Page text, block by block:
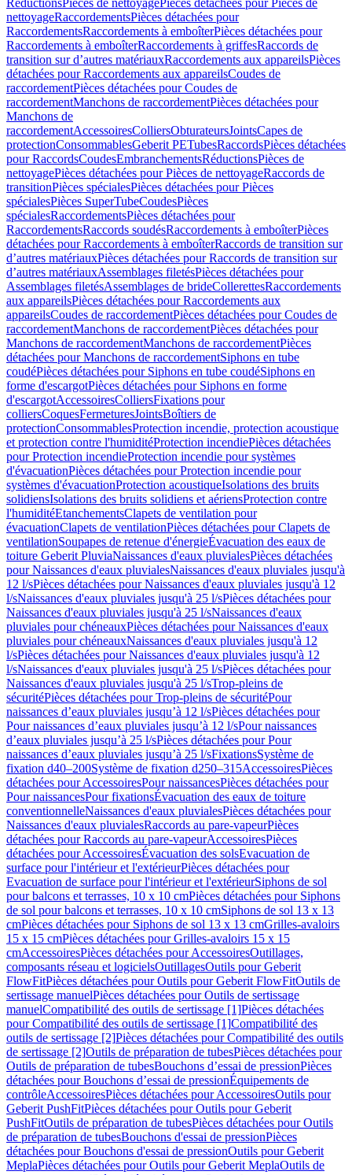
RéductionsPièces de nettoyagePièces détachées pour Pièces de
nettoyageRaccordementsPièces détachées pour
RaccordementsRaccordements à emboîterPièces détachées pour
Raccordements à emboîterRaccordements à griffesRaccords de
transition sur d’autres matériauxRaccordements aux appareilsPièces
détachées pour Raccordements aux appareilsCoudes de
raccordementPièces détachées pour Coudes de
raccordementManchons de raccordementPièces détachées pour
Manchons de
raccordementAccessoiresColliersObturateursJointsCapes de
protectionConsommablesGeberit PETubesRaccordsPièces détachées
pour RaccordsCoudesEmbranchementsRéductionsPièces de
nettoyagePièces détachées pour Pièces de nettoyageRaccords de
transitionPièces spécialesPièces détachées pour Pièces
spécialesPièces SuperTubeCoudesPièces
spécialesRaccordementsPièces détachées pour
RaccordementsRaccords soudésRaccordements à emboîterPièces
détachées pour Raccordements à emboîterRaccords de transition sur
d’autres matériauxPièces détachées pour Raccords de transition sur
d’autres matériauxAssemblages filetésPièces détachées pour
Assemblages filetésAssemblages de brideCollerettesRaccordements
aux appareilsPièces détachées pour Raccordements aux
appareilsCoudes de raccordementPièces détachées pour Coudes de
raccordementManchons de raccordementPièces détachées pour
Manchons de raccordementManchons de raccordementPièces
détachées pour Manchons de raccordementSiphons en tube
coudéPièces détachées pour Siphons en tube coudéSiphons en
forme d'escargotPièces détachées pour Siphons en forme
d'escargotAccessoiresColliersFixations pour
colliersCoquesFermeturesJointsBoîtiers de
protectionConsommablesProtection incendie, protection acoustique
et protection contre l'humiditéProtection incendiePièces détachées
pour Protection incendieProtection incendie pour systèmes
d'évacuationPièces détachées pour Protection incendie pour
systèmes d'évacuationProtection acoustiqueIsolations des bruits
solidiensIsolations des bruits solidiens et aériensProtection contre
l'humiditéEtanchementsClapets de ventilation pour
évacuationClapets de ventilationPièces détachées pour Clapets de
ventilationSoupapes de retenue d'énergieÉvacuation des eaux de
toiture Geberit PluviaNaissances d'eaux pluvialesPièces détachées
pour Naissances d'eaux pluvialesNaissances d'eaux pluviales jusqu'à
12 l/sPièces détachées pour Naissances d'eaux pluviales jusqu'à 12
l/sNaissances d'eaux pluviales jusqu'à 25 l/sPièces détachées pour
Naissances d'eaux pluviales jusqu'à 25 l/sNaissances d'eaux
pluviales pour chéneauxPièces détachées pour Naissances d'eaux
pluviales pour chéneauxNaissances d'eaux pluviales jusqu'à 12
l/sPièces détachées pour Naissances d'eaux pluviales jusqu'à 12
l/sNaissances d'eaux pluviales jusqu'à 25 l/sPièces détachées pour
Naissances d'eaux pluviales jusqu'à 25 l/sTrop-pleins de
sécuritéPièces détachées pour Trop-pleins de sécuritéPour
naissances d’eaux pluviales jusqu’à 12 l/sPièces détachées pour
Pour naissances d’eaux pluviales jusqu’à 12 l/sPour naissances
d’eaux pluviales jusqu’à 25 l/sPièces détachées pour Pour
naissances d’eaux pluviales jusqu’à 25 l/sFixationsSystème de
fixation d40–200Système de fixation d250–315AccessoiresPièces
détachées pour AccessoiresPour naissancesPièces détachées pour
Pour naissancesPour fixationsÉvacuation des eaux de toiture
conventionnelleNaissances d'eaux pluvialesPièces détachées pour
Naissances d'eaux pluvialesRaccords au pare-vapeurPièces
détachées pour Raccords au pare-vapeurAccessoiresPièces
détachées pour AccessoiresÉvacuation des solsEvacuation de
surface pour l'intérieur et l'extérieurPièces détachées pour
Evacuation de surface pour l'intérieur et l'extérieurSiphons de sol
pour balcons et terrasses, 10 x 10 cmPièces détachées pour Siphons
de sol pour balcons et terrasses, 10 x 10 cmSiphons de sol 13 x 13
cmPièces détachées pour Siphons de sol 13 x 13 cmGrilles-avaloirs
15 x 15 cmPièces détachées pour Grilles-avaloirs 15 x 15
cmAccessoiresPièces détachées pour AccessoiresOutillages,
composants réseau et logicielsOutillagesOutils pour Geberit
FlowFitPièces détachées pour Outils pour Geberit FlowFitOutils de
sertissage manuelPièces détachées pour Outils de sertissage
manuelCompatibilité des outils de sertissage [1]Pièces détachées
pour Compatibilité des outils de sertissage [1]Compatibilité des
outils de sertissage [2]Pièces détachées pour Compatibilité des outils
de sertissage [2]Outils de préparation de tubesPièces détachées pour
Outils de préparation de tubesBouchons d’essai de pressionPièces
détachées pour Bouchons d’essai de pressionÉquipements de
contrôleAccessoiresPièces détachées pour AccessoiresOutils pour
Geberit PushFitPièces détachées pour Outils pour Geberit
PushFitOutils de préparation de tubesPièces détachées pour Outils
de préparation de tubesBouchons d'essai de pressionPièces
détachées pour Bouchons d'essai de pressionOutils pour Geberit
MeplaPièces détachées pour Outils pour Geberit MeplaOutils de